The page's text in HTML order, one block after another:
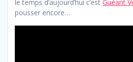
le temps d’aujourd’hui c’est Guéant
pousser encore…